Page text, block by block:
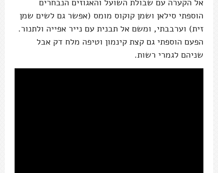
הוספתי סילאן ושמן קוקוס מומס (אפשר גם לשים שמן
זית) וערבבתי, ומשם אל תבנית עם נייר אפייה ולתנור.
הפעם הוספתי גם קצת קינמון וטיפה מלח דק אבל
שניהם לגמרי רשות.